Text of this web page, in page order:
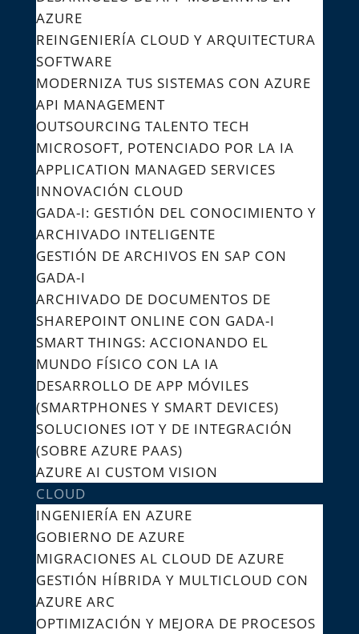
AZURE
REINGENIERÍA CLOUD Y ARQUITECTURA
SOFTWARE
MODERNIZA TUS SISTEMAS CON AZURE
API MANAGEMENT
OUTSOURCING TALENTO TECH
MICROSOFT, POTENCIADO POR LA IA
APPLICATION MANAGED SERVICES
INNOVACIÓN CLOUD
GADA-I: GESTIÓN DEL CONOCIMIENTO Y
ARCHIVADO INTELIGENTE
GESTIÓN DE ARCHIVOS EN SAP CON
GADA-I
ARCHIVADO DE DOCUMENTOS DE
SHAREPOINT ONLINE CON GADA-I
SMART THINGS: ACCIONANDO EL
MUNDO FÍSICO CON LA IA
DESARROLLO DE APP MÓVILES
(SMARTPHONES Y SMART DEVICES)
SOLUCIONES IOT Y DE INTEGRACIÓN
(SOBRE AZURE PAAS)
AZURE AI CUSTOM VISION
CLOUD
INGENIERÍA EN AZURE
GOBIERNO DE AZURE
MIGRACIONES AL CLOUD DE AZURE
GESTIÓN HÍBRIDA Y MULTICLOUD CON
AZURE ARC
OPTIMIZACIÓN Y MEJORA DE PROCESOS